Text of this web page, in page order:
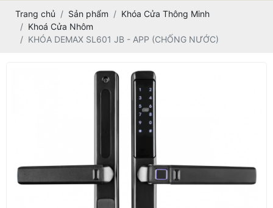
Trang chủ Sản phẩm
Khóa Cửa Thông Minh
Khoá Cửa Nhôm
KHÓA DEMAX SL601 JB - APP (CHỐNG NƯỚC)